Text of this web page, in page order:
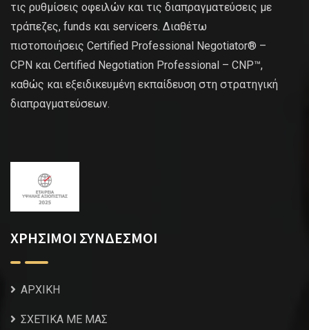
τις ρυθμίσεις οφειλών και τις διαπραγματεύσεις με
τράπεζες, funds και servicers. Διαθέτω
πιστοποιήσεις Certified Professional Negotiator® –
CPN και Certified Negotiation Professional – CNP™,
καθώς και εξειδικευμένη εκπαίδευση στη στρατηγική
διαπραγματεύσεων.
ΧΡΗΣΙΜΟΙ ΣΥΝΔΕΣΜΟΙ
ΑΡΧΙΚΗ
ΣΧΕΤΙΚΑ ΜΕ ΜΑΣ